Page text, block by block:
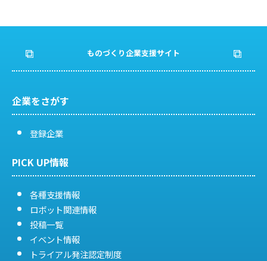
ものづくり企業支援サイト
企業をさがす
登録企業
PICK UP情報
各種支援情報
ロボット関連情報
投稿一覧
イベント情報
トライアル発注認定制度